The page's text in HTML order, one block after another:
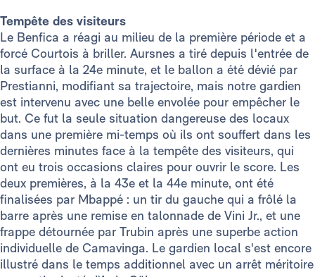
Tempête des visiteurs
Le Benfica a réagi au milieu de la première période et a
forcé Courtois à briller. Aursnes a tiré depuis l'entrée de
la surface à la 24e minute, et le ballon a été dévié par
Prestianni, modifiant sa trajectoire, mais notre gardien
est intervenu avec une belle envolée pour empêcher le
but. Ce fut la seule situation dangereuse des locaux
dans une première mi-temps où ils ont souffert dans les
dernières minutes face à la tempête des visiteurs, qui
ont eu trois occasions claires pour ouvrir le score. Les
deux premières, à la 43e et la 44e minute, ont été
finalisées par Mbappé : un tir du gauche qui a frôlé la
barre après une remise en talonnade de Vini Jr., et une
frappe détournée par Trubin après une superbe action
individuelle de Camavinga. Le gardien local s'est encore
illustré dans le temps additionnel avec un arrêt méritoire